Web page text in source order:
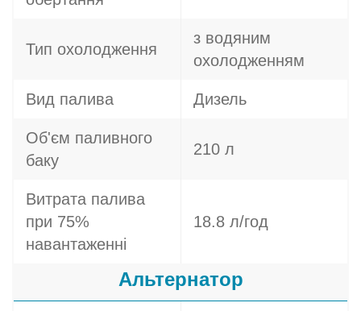
Тип охолодження
з водяним
охолодженням
Вид палива Дизель
Об'єм паливного
баку
210 л
Витрата палива
при 75%
навантаженні
18.8 л/год
Альтернатор